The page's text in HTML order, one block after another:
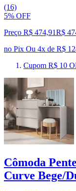
(16)
5% OFF
Preço R$ 474,91R$
no Pix Ou 4x de R$
Cupom R$ 10
Cômoda
Curve Bege/